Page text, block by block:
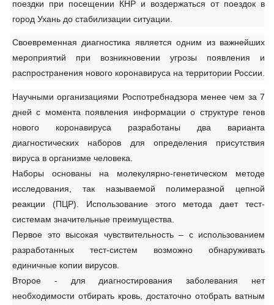
поездки при посещении КНР и воздержаться от поездок в
город Ухань до стабилизации ситуации.
Своевременная диагностика является одним из важнейших
мероприятий при возникновении угрозы появления и
распространения нового коронавируса на территории России.
Научными организациями Роспотребнадзора менее чем за 7
дней с момента появления информации о структуре генов
нового коронавируса разработаны два варианта
диагностических наборов для определения присутствия
вируса в организме человека.
Наборы основаны на молекулярно-генетическом методе
исследования, так называемой полимеразной цепной
реакции (ПЦР). Использование этого метода дает тест-
системам значительные преимущества.
Первое это высокая чувствительность – с использованием
разработанных тест-систем возможно обнаруживать
единичные копии вирусов.
Второе - для диагностирования заболевания нет
необходимости отбирать кровь, достаточно отобрать ватным